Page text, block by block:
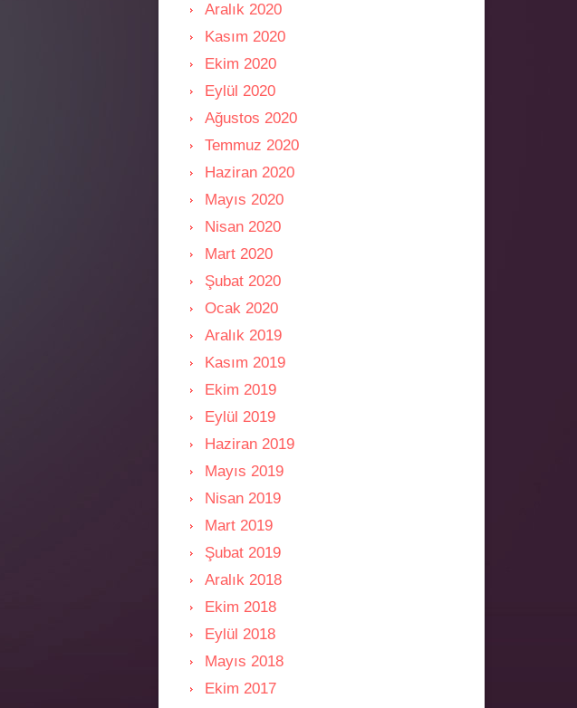
Aralık 2020
Kasım 2020
Ekim 2020
Eylül 2020
Ağustos 2020
Temmuz 2020
Haziran 2020
Mayıs 2020
Nisan 2020
Mart 2020
Şubat 2020
Ocak 2020
Aralık 2019
Kasım 2019
Ekim 2019
Eylül 2019
Haziran 2019
Mayıs 2019
Nisan 2019
Mart 2019
Şubat 2019
Aralık 2018
Ekim 2018
Eylül 2018
Mayıs 2018
Ekim 2017